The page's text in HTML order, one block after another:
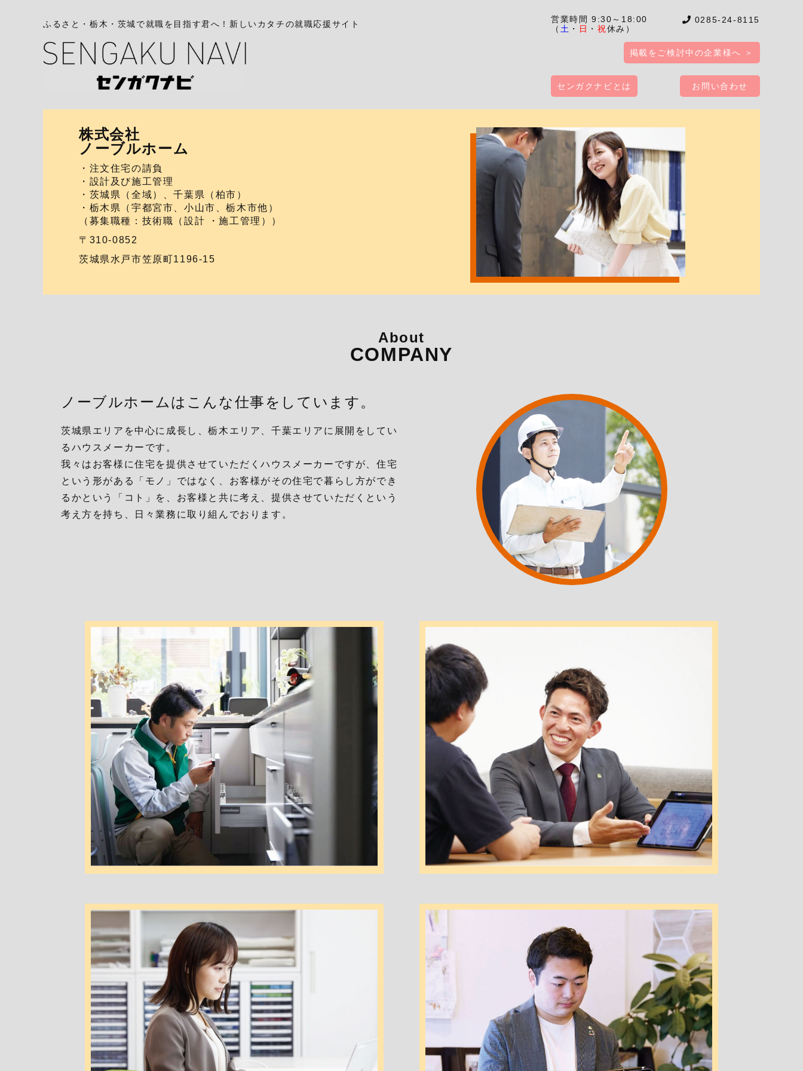
ふるさと・栃木・茨城で就職を目指す君へ！新しいカタチの就職応援サイト
営業時間 9:30～18:00
（ 土 ・ 日 ・祝休み）
0285-24-8115
掲載をご検討中の企業様へ ＞
センガクナビとは お問い合わせ
株式会社
ノーブルホーム
・注文住宅の請負
・設計及び施工管理
・茨城県（全域）、千葉県（柏市）
・栃木県（宇都宮市、小山市、栃木市他）
（募集職種：技術職（設計 ・施工管理））
〒310-0852
茨城県水戸市笠原町1196-15
About
COMPANY
ノーブルホームはこんな仕事をしています。
茨城県エリアを中心に成長し、栃木エリア、千葉エリアに展開をしてい
るハウスメーカーです。
我々はお客様に住宅を提供させていただくハウスメーカーですが、住宅
という形がある「モノ」ではなく、お客様がその住宅で暮らし方ができ
るかという「コト」を、お客様と共に考え、提供させていただくという
考え方を持ち、日々業務に取り組んでおります。